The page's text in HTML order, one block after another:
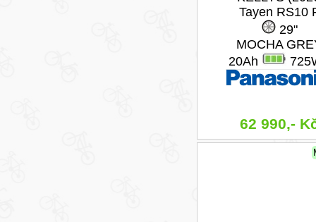
Tayen RS10
29"
MOCHA
20Ah
62 990,-